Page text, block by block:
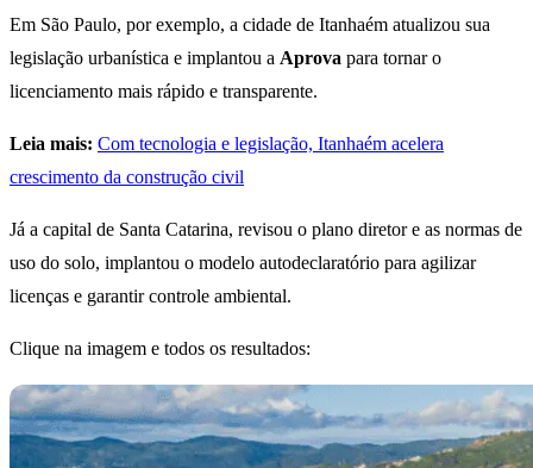
Em São Paulo, por exemplo, a cidade de Itanhaém atualizou sua
legislação urbanística e implantou a Aprova para tornar o
licenciamento mais rápido e transparente.
Leia mais: Com tecnologia e legislação, Itanhaém acelera
crescimento da construção civil
Já a capital de Santa Catarina, revisou o plano diretor e as normas de
uso do solo, implantou o modelo autodeclaratório para agilizar
licenças e garantir controle ambiental.
Clique na imagem e todos os resultados: